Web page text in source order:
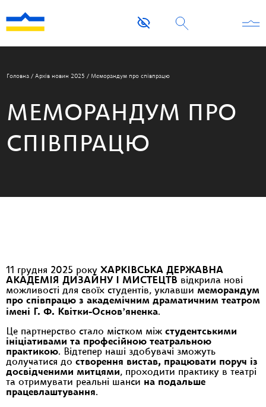
Головна / Архів новин 2025 / Меморандум про співпрацю
МЕМОРАНДУМ ПРО
СПІВПРАЦЮ
11 грудня 2025 року ХАРКІВСЬКА ДЕРЖАВНА
АКАДЕМІЯ ДИЗАЙНУ І МИСТЕЦТВ відкрила нові
можливості для своїх студентів, уклавши меморандум
про співпрацю з академічним драматичним театром
імені Г. Ф. Квітки-Основʼяненка.
Це партнерство стало містком між студентськими
ініціативами та професійною театральною
практикою. Відтепер наші здобувачі зможуть
долучатися до створення вистав, працювати поруч із
досвідченими митцями, проходити практику в театрі
та отримувати реальні шанси на подальше
працевлаштування.